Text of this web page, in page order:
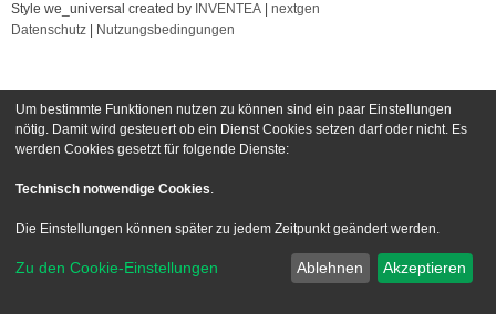
Style we_universal created by INVENTEA
nextgen
Datenschutz
Nutzungsbedingungen
Um bestimmte Funktionen nutzen zu können sind ein paar Einstellungen
nötig. Damit wird gesteuert ob ein Dienst Cookies setzen darf oder nicht. Es
werden Cookies gesetzt für folgende Dienste:
Technisch notwendige Cookies.
Die Einstellungen können später zu jedem Zeitpunkt geändert werden.
Zu den Cookie-Einstellungen Ablehnen Akzeptieren